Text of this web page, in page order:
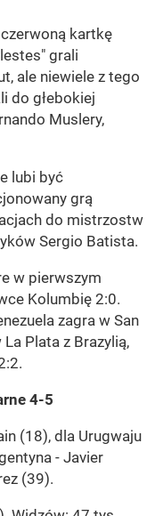
kartkę
grali
ale niewiele z tego
do głebokiej
Muslery,
lubi być
grą
do mistrzostw
Sergio Batista.
w pierwszym
Kolumbię 2:0.
zagra w San
Plata z Brazylią,
4-5
(18), dla Urugwaju
- Javier
(39).